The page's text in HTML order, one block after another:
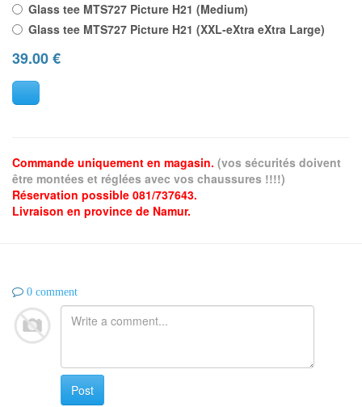
Glass tee MTS727 Picture H21 (Medium)
Glass tee MTS727 Picture H21 (XXL-eXtra eXtra Large)
39.00€
Commande uniquement en magasin. (vos sécurités doivent
être montées et réglées avec vos chaussures !!!!)
Réservation possible 081/737643.
Livraison en province de Namur.
0 comment
Post